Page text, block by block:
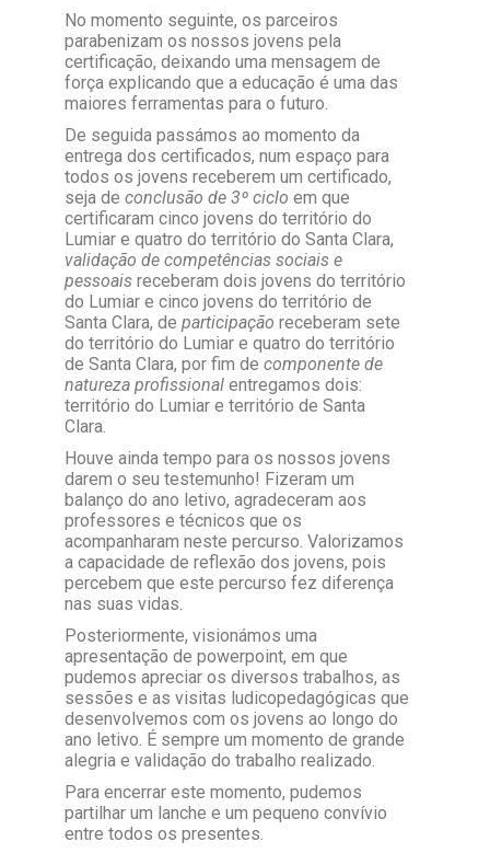
No momento seguinte, os parceiros
parabenizam os nossos jovens pela
certificação, deixando uma mensagem de
força explicando que a educação é uma das
maiores ferramentas para o futuro.
De seguida passámos ao momento da
entrega dos certificados, num espaço para
todos os jovens receberem um certificado,
seja de conclusão de 3º ciclo em que
certificaram cinco jovens do território do
Lumiar e quatro do território do Santa Clara,
validação de competências sociais e
pessoais receberam dois jovens do território
do Lumiar e cinco jovens do território de
Santa Clara, de participação receberam sete
do território do Lumiar e quatro do território
de Santa Clara, por fim de componente de
natureza profissional entregamos dois:
território do Lumiar e território de Santa
Clara.
Houve ainda tempo para os nossos jovens
darem o seu testemunho! Fizeram um
balanço do ano letivo, agradeceram aos
professores e técnicos que os
acompanharam neste percurso. Valorizamos
a capacidade de reflexão dos jovens, pois
percebem que este percurso fez diferença
nas suas vidas.
Posteriormente, visionámos uma
apresentação de powerpoint, em que
pudemos apreciar os diversos trabalhos, as
sessões e as visitas ludicopedagógicas que
desenvolvemos com os jovens ao longo do
ano letivo. É sempre um momento de grande
alegria e validação do trabalho realizado.
Para encerrar este momento, pudemos
partilhar um lanche e um pequeno convívio
entre todos os presentes.